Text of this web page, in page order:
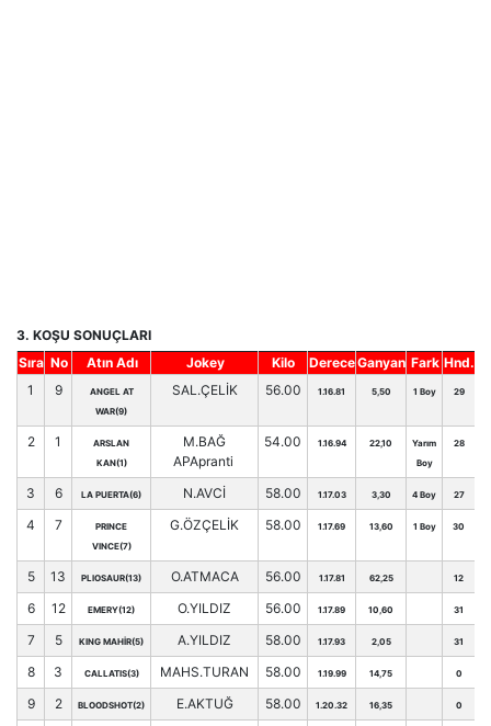
3. KOŞU SONUÇLARI
Sıra No Atın Adı Jokey Kilo DereceGanyan Fark Hnd.
1
9
ANGEL AT
WAR(9)
SAL.ÇELİK 56.00 1.16.81 5,50 1 Boy 29
2 1
ARSLAN
KAN(1)
M.BAĞ
APApranti
54.00 1.16.94 22,10
Yarım
Boy
28
3 6 LA PUERTA(6) N.AVCİ 58.00 1.17.03 3,30 4 Boy 27
4 7
PRINCE
VINCE(7)
G.ÖZÇELİK 58.00 1.17.69 13,60 1 Boy 30
5 13 PLIOSAUR(13) O.ATMACA 56.00 1.17.81 62,25 12
6 12 EMERY(12) O.YILDIZ 56.00 1.17.89 10,60 31
7 5 KING MAHİR(5) A.YILDIZ 58.00 1.17.93 2,05 31
8 3 CALLATIS(3) MAHS.TURAN 58.00 1.19.99 14,75 0
9 2 BLOODSHOT(2) E.AKTUĞ 58.00 1.20.32 16,35 0